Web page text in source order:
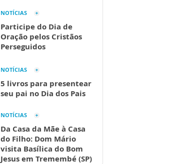
NOTÍCIAS
Participe do Dia de
Oração pelos Cristãos
Perseguidos
NOTÍCIAS
5 livros para presentear
seu pai no Dia dos Pais
NOTÍCIAS
Da Casa da Mãe à Casa
do Filho: Dom Mário
visita Basílica do Bom
Jesus em Tremembé (SP)